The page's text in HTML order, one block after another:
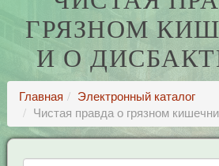
ГРЯЗНОМ
И О
Главная
Электронный каталог
Чистая правда о грязном